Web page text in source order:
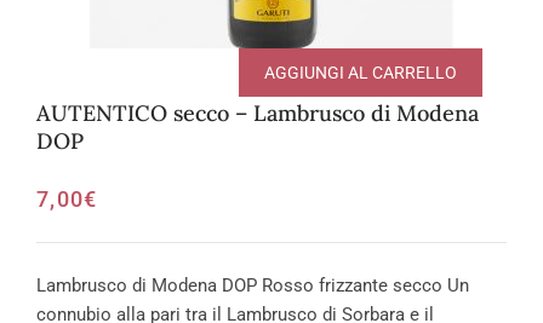
AUTENTICO secco – Lambrusco di Modena
DOP
7,00€
AGGIUNGI AL CARRELLO
Lambrusco di Modena DOP Rosso frizzante secco Un
connubio alla pari tra il Lambrusco di Sorbara e il